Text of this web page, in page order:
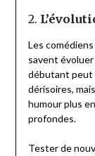
2.
Les
savent
débutant peut
dérisoires,
humour plus
profondes.
Tester de